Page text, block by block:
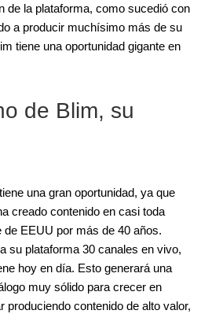
de la plataforma, como sucedió con
a producir muchísimo más de su
tiene una oportunidad gigante en
de Blim, su
una gran oportunidad, ya que
creado contenido en casi toda
EEUU por más de 40 años.
su plataforma 30 canales en vivo,
hoy en día. Esto generará una
muy sólido para crecer en
contenido de alto valor,